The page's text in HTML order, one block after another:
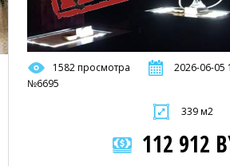
1582 просмотра
2026-06-05
№6695
339 м2
112 912